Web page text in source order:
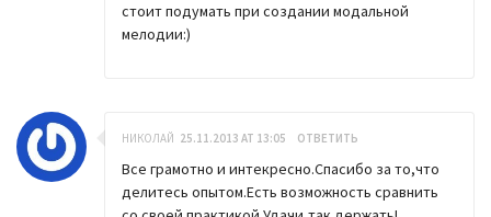
стоит подумать при создании модальной
мелодии:)
НИКОЛАЙ 25.11.2013 AT 13:05 ОТВЕТИТЬ
Все грамотно и интекресно.Спасибо за то,что
делитесь опытом.Есть возможность сравнить